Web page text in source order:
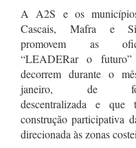
A A2S e os
Cascais, Mafra e
promovem as
“LEADERar o
decorrem durante o
janeiro, de
descentralizada e
construção participativa
direcionada às zonas